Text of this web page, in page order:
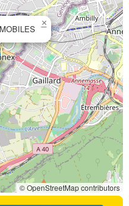
×
© OpenStreetMap contributors